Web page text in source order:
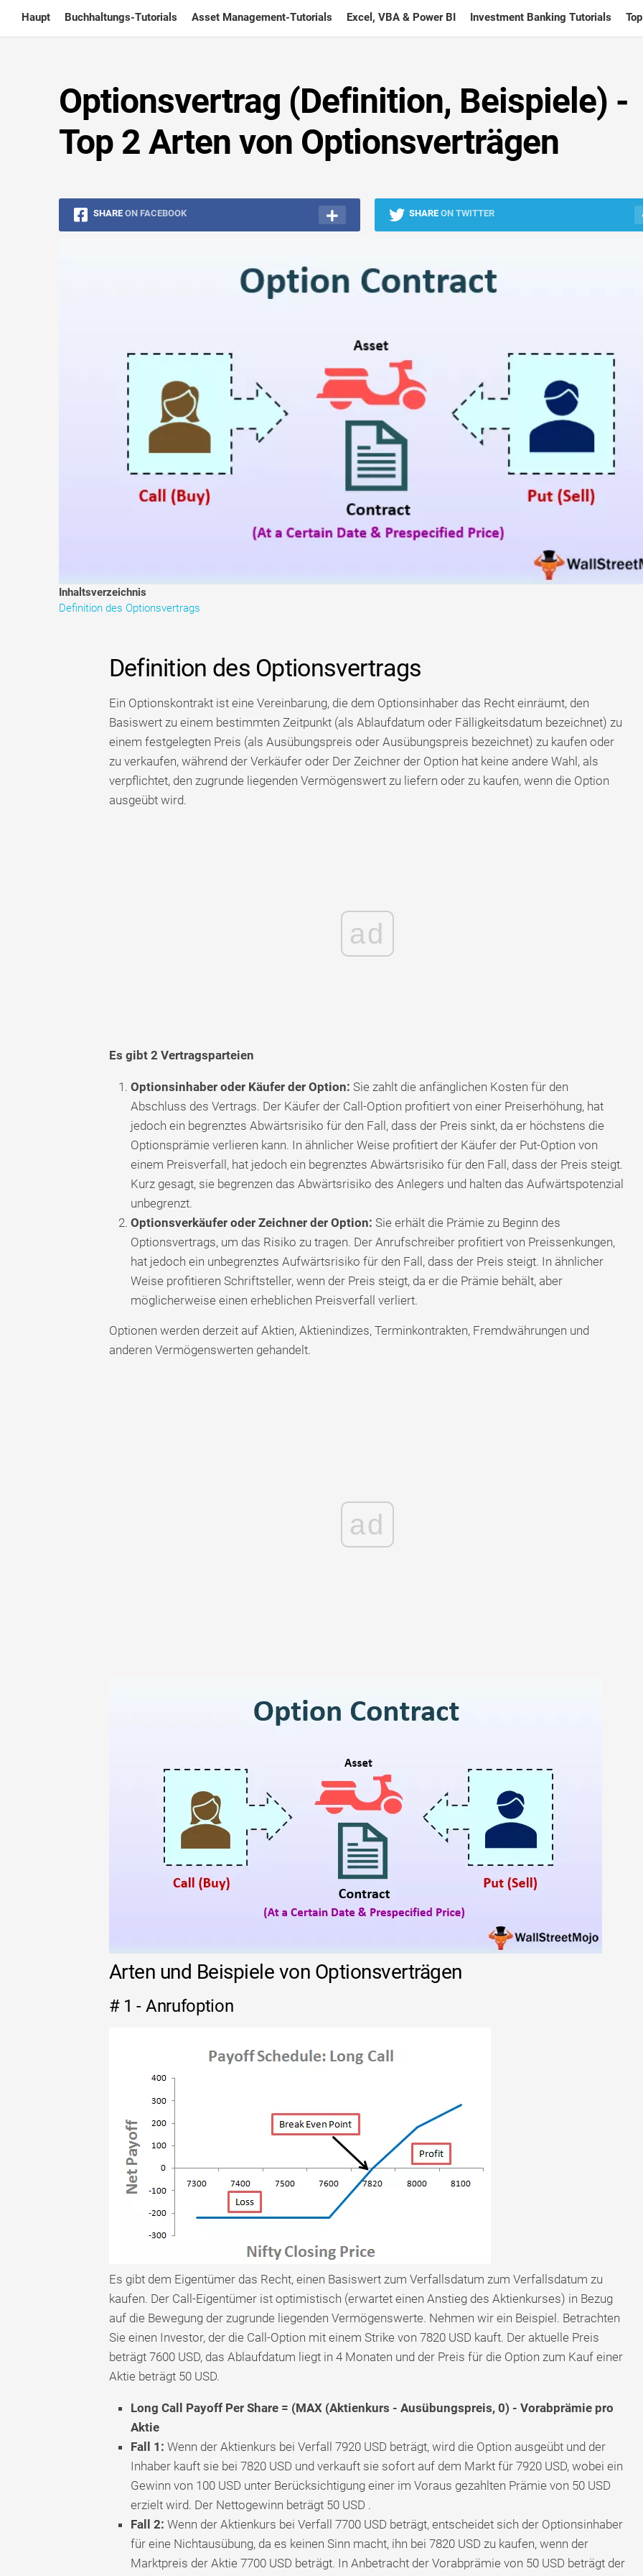
content
Haupt Buchhaltungs-Tutorials Asset Management-Tutorials Excel, VBA & Power BI Investment Banking Tutorials
Optionsvertrag (Definition, Beispiele) -
Top 2 Arten von Optionsverträgen
SHARE ON FACEBOOK SHARE ON TWITTER
Inhaltsverzeichnis
Definition des Optionsvertrags
Definition des Optionsvertrags
Ein Optionskontrakt ist eine Vereinbarung, die dem Optionsinhaber das Recht einräumt, den
Basiswert zu einem bestimmten Zeitpunkt (als Ablaufdatum oder Fälligkeitsdatum bezeichnet) zu
einem festgelegten Preis (als Ausübungspreis oder Ausübungspreis bezeichnet) zu kaufen oder
zu verkaufen, während der Verkäufer oder Der Zeichner der Option hat keine andere Wahl, als
verpflichtet, den zugrunde liegenden Vermögenswert zu liefern oder zu kaufen, wenn die Option
ausgeübt wird.
ad
Es gibt 2 Vertragsparteien
Optionsinhaber oder Käufer der Option: Sie zahlt die anfänglichen Kosten für den
Abschluss des Vertrags. Der Käufer der Call-Option profitiert von einer Preiserhöhung, hat
jedoch ein begrenztes Abwärtsrisiko für den Fall, dass der Preis sinkt, da er höchstens die
Optionsprämie verlieren kann. In ähnlicher Weise profitiert der Käufer der Put-Option von
einem Preisverfall, hat jedoch ein begrenztes Abwärtsrisiko für den Fall, dass der Preis steigt.
Kurz gesagt, sie begrenzen das Abwärtsrisiko des Anlegers und halten das Aufwärtspotenzial
unbegrenzt.
Optionsverkäufer oder Zeichner der Option: Sie erhält die Prämie zu Beginn des
Optionsvertrags, um das Risiko zu tragen. Der Anrufschreiber profitiert von Preissenkungen,
hat jedoch ein unbegrenztes Aufwärtsrisiko für den Fall, dass der Preis steigt. In ähnlicher
Weise profitieren Schriftsteller, wenn der Preis steigt, da er die Prämie behält, aber
möglicherweise einen erheblichen Preisverfall verliert.
Optionen werden derzeit auf Aktien, Aktienindizes, Terminkontrakten, Fremdwährungen und
anderen Vermögenswerten gehandelt.
ad
Arten und Beispiele von Optionsverträgen
# 1 - Anrufoption
Es gibt dem Eigentümer das Recht, einen Basiswert zum Verfallsdatum zum Verfallsdatum zu
kaufen. Der Call-Eigentümer ist optimistisch (erwartet einen Anstieg des Aktienkurses) in Bezug
auf die Bewegung der zugrunde liegenden Vermögenswerte. Nehmen wir ein Beispiel. Betrachten
Sie einen Investor, der die Call-Option mit einem Strike von 7820 USD kauft. Der aktuelle Preis
beträgt 7600 USD, das Ablaufdatum liegt in 4 Monaten und der Preis für die Option zum Kauf einer
Aktie beträgt 50 USD.
Long Call Payoff Per Share = (MAX (Aktienkurs - Ausübungspreis, 0) - Vorabprämie pro
Aktie
Fall 1: Wenn der Aktienkurs bei Verfall 7920 USD beträgt, wird die Option ausgeübt und der
Inhaber kauft sie bei 7820 USD und verkauft sie sofort auf dem Markt für 7920 USD, wobei ein
Gewinn von 100 USD unter Berücksichtigung einer im Voraus gezahlten Prämie von 50 USD
erzielt wird. Der Nettogewinn beträgt 50 USD .
Fall 2: Wenn der Aktienkurs bei Verfall 7700 USD beträgt, entscheidet sich der Optionsinhaber
für eine Nichtausübung, da es keinen Sinn macht, ihn bei 7820 USD zu kaufen, wenn der
Marktpreis der Aktie 7700 USD beträgt. In Anbetracht der Vorabprämie von 50 USD beträgt der